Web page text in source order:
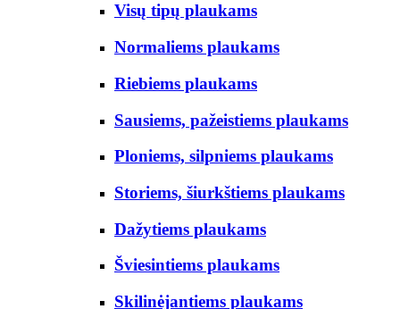
Visų tipų plaukams
Normaliems plaukams
Riebiems plaukams
Sausiems, pažeistiems plaukams
Ploniems, silpniems plaukams
Storiems, šiurkštiems plaukams
Dažytiems plaukams
Šviesintiems plaukams
Skilinėjantiems plaukams